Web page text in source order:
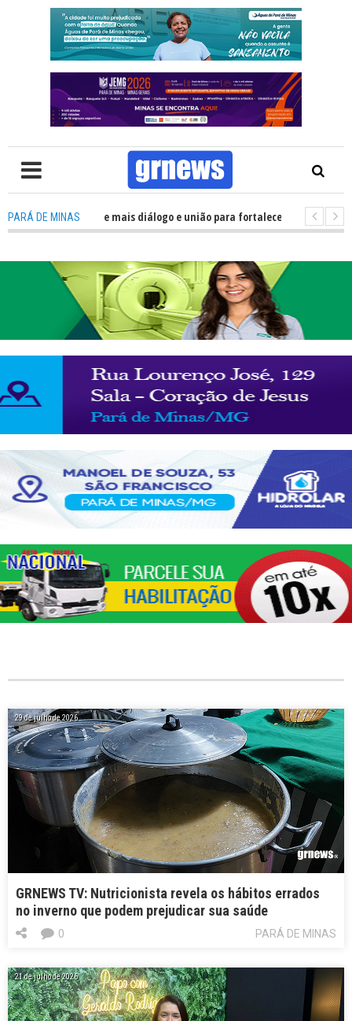
PARÁ DE MINAS
precisa de mais diálogo e união para fortalecer Minas e Pará de
29 de julho de 2026
GRNEWS TV: Nutricionista revela os hábitos errados
no inverno que podem prejudicar sua saúde
PARÁ DE MINAS
0
21 de julho de 2026